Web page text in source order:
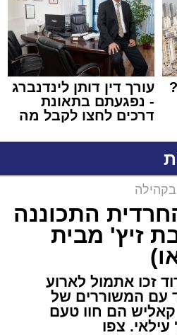
עורך דין דותן לינדנברג
- נפגעתם בתאונת
דרכים לחצו לקבל מה
התכוננה
זיץ' מבית
זכו אתמול לארוע
עם המשוררים של
קאליש הם חוו טעם
צפו